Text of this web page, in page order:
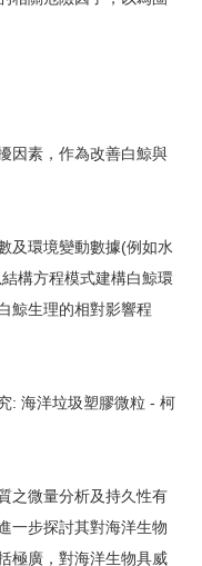
因素，作為改善白鯨與
及環境變動數據(例如水
構方程模式建構白鯨環
鯨生理的相對影響程
: 海洋垃圾塑膠微粒 - 柯
之微量分析及持久性有
一步探討其對海洋生物
極廣，對海洋生物具威